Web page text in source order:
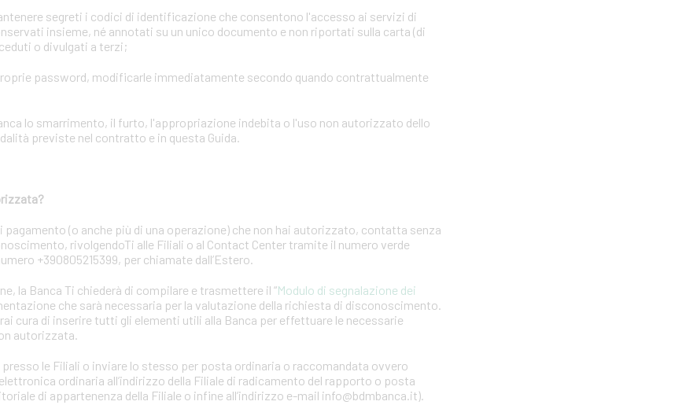
segreti i codici di identificazione che consentono l'accesso ai servizi di
insieme, né annotati su un unico documento e non riportati sulla carta (di
o divulgati a terzi;
password, modificarle immediatamente secondo quando contrattualmente
lo smarrimento, il furto, l'appropriazione indebita o l'uso non autorizzato dello
previste nel contratto e in questa Guida.
pagamento (o anche più di una operazione) che non hai autorizzato, contatta senza
rivolgendoTi alle Filiali o al Contact Center tramite il numero verde
+390805215399, per chiamate dall’Estero.
la Banca Ti chiederà di compilare e trasmettere il “Modulo di segnalazione dei
che sarà necessaria per la valutazione della richiesta di disconoscimento.
cura di inserire tutti gli elementi utili alla Banca per effettuare le necessarie
autorizzata.
le Filiali o inviare lo stesso per posta ordinaria o raccomandata ovvero
ordinaria all’indirizzo della Filiale di radicamento del rapporto o posta
di appartenenza della Filiale o infine all’indirizzo e-mail info@bdmbanca.it).